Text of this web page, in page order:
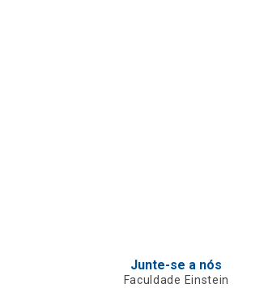
Junte-se a nós
Faculdade Einstein